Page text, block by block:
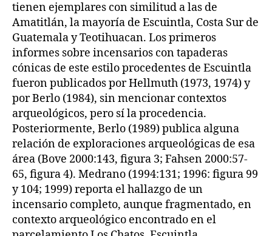
tienen ejemplares con similitud a las de
Amatitlán, la mayoría de Escuintla, Costa Sur de
Guatemala y Teotihuacan. Los primeros
informes sobre incensarios con tapaderas
cónicas de este estilo procedentes de Escuintla
fueron publicados por Hellmuth (1973, 1974) y
por Berlo (1984), sin mencionar contextos
arqueológicos, pero sí la procedencia.
Posteriormente, Berlo (1989) publica alguna
relación de exploraciones arqueológicas de esa
área (Bove 2000:143, figura 3; Fahsen 2000:57-
65, figura 4). Medrano (1994:131; 1996: figura 99
y 104; 1999) reporta el hallazgo de un
incensario completo, aunque fragmentado, en
contexto arqueológico encontrado en el